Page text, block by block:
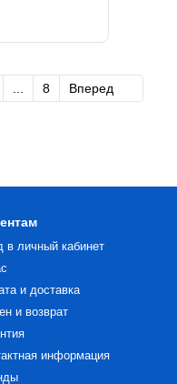
8 Вперед
в личный кабинет
и доставка
и возврат
информация